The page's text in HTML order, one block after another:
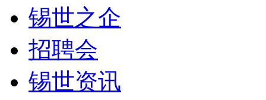
锡世之企
招聘会
锡世资讯